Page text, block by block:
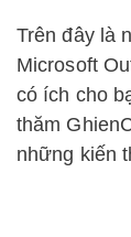
Trên đây là
Microsoft
có ích cho
thăm
những kiến